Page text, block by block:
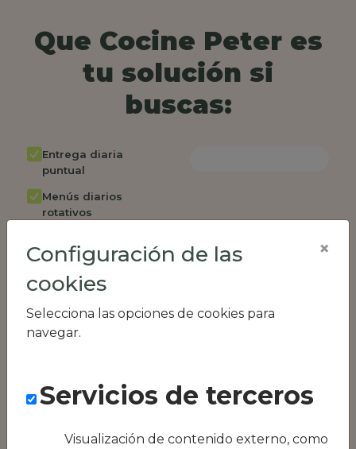
Que Cocine Peter es
tu solución si
buscas:
Entrega diaria
puntual
Menús diarios
rotativos
semanalmente
Factura única
Acceso individual
RR.HH
equipos híbridos
Configuración de las
cookies
Selecciona las opciones de cookies para
navegar.
×
Servicios de terceros
Visualización de contenido externo, como